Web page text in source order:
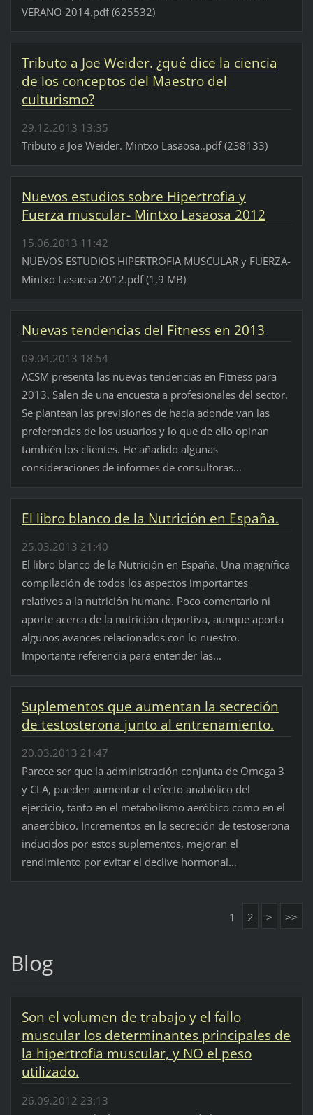
VERANO 2014.pdf (625532)
Tributo a Joe Weider. ¿qué dice la ciencia
de los conceptos del Maestro del
culturismo?
29.12.2013 13:35
Tributo a Joe Weider. Mintxo Lasaosa..pdf (238133)
Nuevos estudios sobre Hipertrofia y
Fuerza muscular- Mintxo Lasaosa 2012
15.06.2013 11:42
NUEVOS ESTUDIOS HIPERTROFIA MUSCULAR y FUERZA-
Mintxo Lasaosa 2012.pdf (1,9 MB)
Nuevas tendencias del Fitness en 2013
09.04.2013 18:54
ACSM presenta las nuevas tendencias en Fitness para
2013. Salen de una encuesta a profesionales del sector.
Se plantean las previsiones de hacia adonde van las
preferencias de los usuarios y lo que de ello opinan
también los clientes. He añadido algunas
consideraciones de informes de consultoras...
El libro blanco de la Nutrición en España.
25.03.2013 21:40
El libro blanco de la Nutrición en España. Una magnífica
compilación de todos los aspectos importantes
relativos a la nutrición humana. Poco comentario ni
aporte acerca de la nutrición deportiva, aunque aporta
algunos avances relacionados con lo nuestro.
Importante referencia para entender las...
Suplementos que aumentan la secreción
de testosterona junto al entrenamiento.
20.03.2013 21:47
Parece ser que la administración conjunta de Omega 3
y CLA, pueden aumentar el efecto anabólico del
ejercicio, tanto en el metabolismo aeróbico como en el
anaeróbico. Incrementos en la secreción de testoserona
inducidos por estos suplementos, mejoran el
rendimiento por evitar el declive hormonal...
1 2 > >>
Blog
Son el volumen de trabajo y el fallo
muscular los determinantes principales de
la hipertrofia muscular, y NO el peso
utilizado.
26.09.2012 23:13